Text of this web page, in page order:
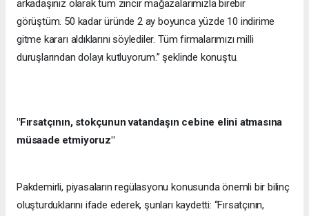
arkadaşınız olarak tüm zincir mağazalarımızla birebir
görüştüm. 50 kadar üründe 2 ay boyunca yüzde 10 indirime
gitme kararı aldıklarını söylediler. Tüm firmalarımızı milli
duruşlarından dolayı kutluyorum.” şeklinde konuştu.
"Fırsatçının, stokçunun vatandaşın cebine elini atmasına
müsaade etmiyoruz"
Pakdemirli, piyasaların regülasyonu konusunda önemli bir bilinç
oluşturduklarını ifade ederek, şunları kaydetti: “Fırsatçının,